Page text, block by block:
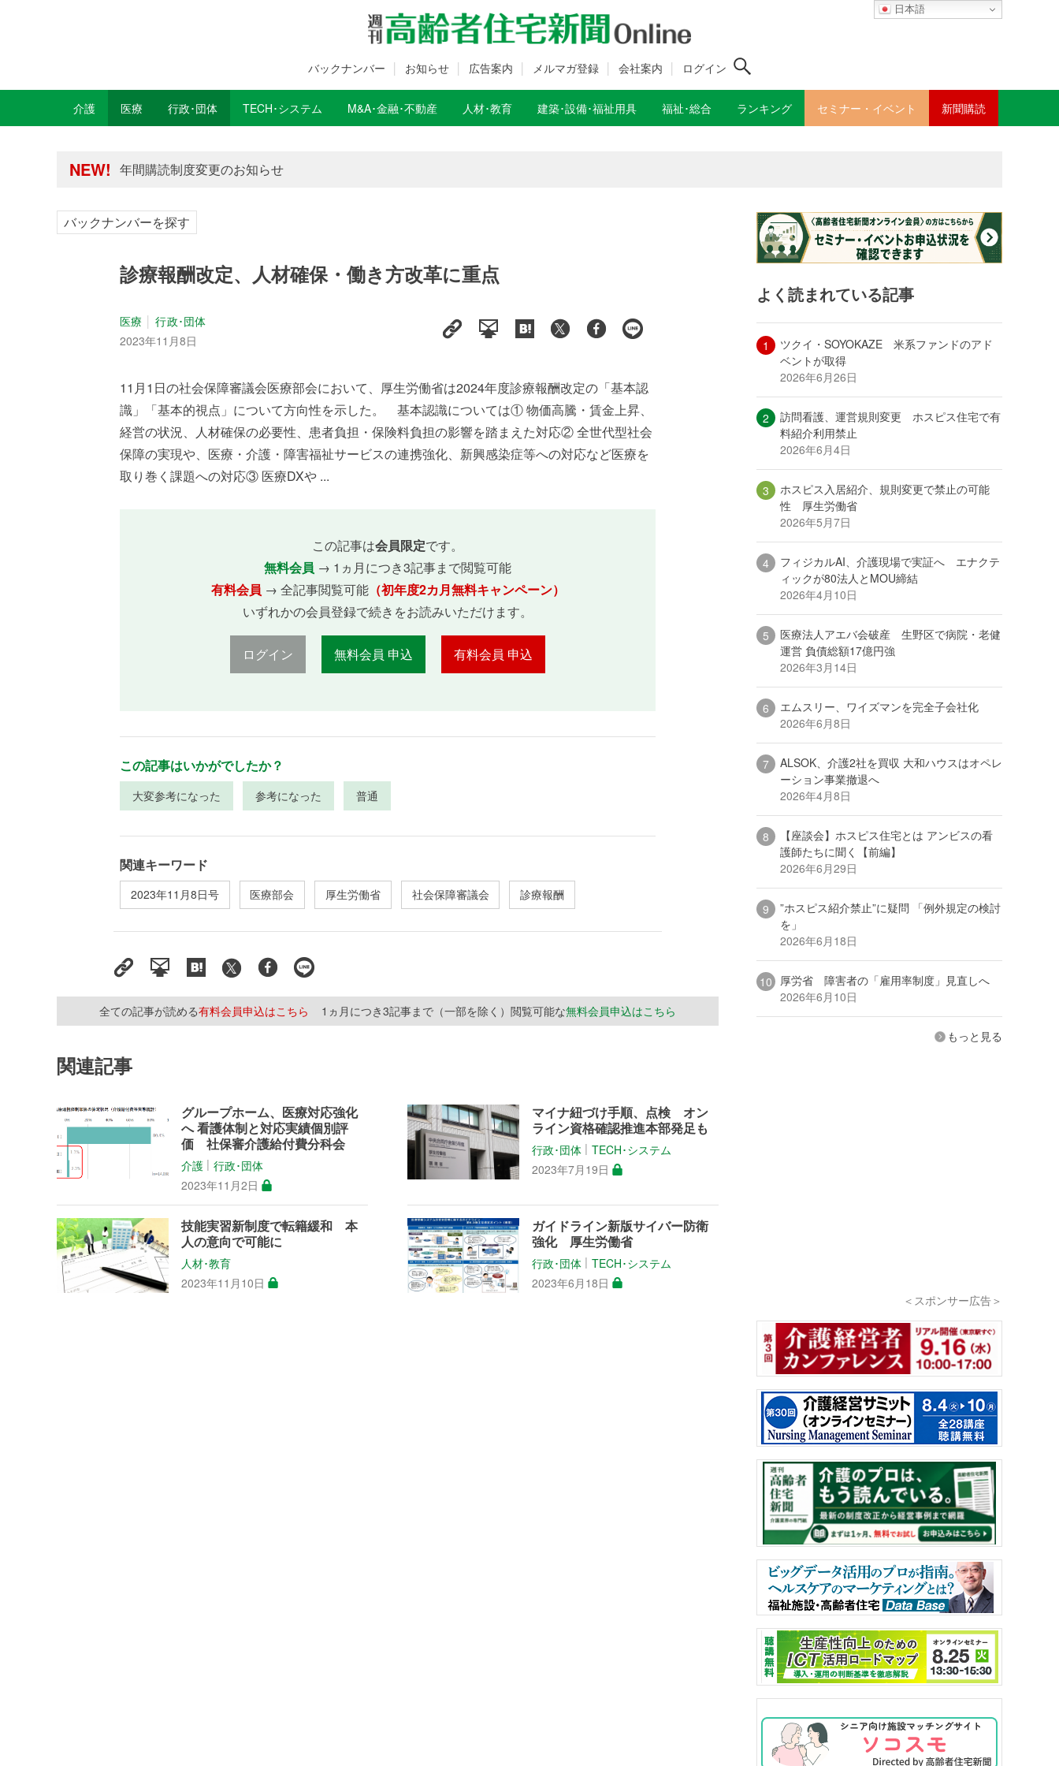
日本語
バックナンバー お知らせ 広告案内 メルマガ登録 会社案内 ログイン
介護 医療 行政･団体 TECH･システム M&A･金融･不動産 人材･教育 建築･設備･福祉用具 福祉･総合 ランキング セミナー・イベント 新聞購読
NEW!
年間購読制度変更のお知らせ
高齢者住宅新聞 無料会員の皆様へ閲覧本数変更のお知らせ
バックナンバーを探す
診療報酬改定、人材確保・働き方改革に重点
医療
行政･団体
2023年11月8日
11月1日の社会保障審議会医療部会において、厚生労働省は2024年度診療報酬改定の「基本認
識」「基本的視点」について方向性を示した。 基本認識については① 物価高騰・賃金上昇、
経営の状況、人材確保の必要性、患者負担・保険料負担の影響を踏まえた対応② 全世代型社会
保障の実現や、医療・介護・障害福祉サービスの連携強化、新興感染症等への対応など医療を
取り巻く課題への対応③ 医療DXや ...
この記事は会員限定です。
無料会員 → 1ヵ月につき3記事まで閲覧可能
有料会員 → 全記事閲覧可能（初年度2カ月無料キャンペーン）
いずれかの会員登録で続きをお読みいただけます。
ログイン 無料会員 申込 有料会員 申込
この記事はいかがでしたか？
大変参考になった 参考になった 普通
関連キーワード
2023年11月8日号 医療部会 厚生労働省 社会保障審議会 診療報酬
全ての記事が読める有料会員申込はこちら 1ヵ月につき3記事まで（一部を除く）閲覧可能な無料会員申込はこちら
関連記事
グループホーム、医療対応強化
へ 看護体制と対応実績個別評
価 社保審介護給付費分科会
介護 │行政･団体
2023年11月2日
マイナ紐づけ手順、点検 オン
ライン資格確認推進本部発足も
行政･団体 │TECH･システム
2023年7月19日
技能実習新制度で転籍緩和 本
人の意向で可能に
人材･教育
2023年11月10日
ガイドライン新版サイバー防衛
強化 厚生労働省
行政･団体 │TECH･システム
2023年6月18日
よく読まれている記事
ツクイ・SOYOKAZE 米系ファンドのアド
ベントが取得
2026年6月26日
訪問看護、運営規則変更 ホスピス住宅で有
料紹介利用禁止
2026年6月4日
ホスピス入居紹介、規則変更で禁止の可能
性 厚生労働省
2026年5月7日
フィジカルAI、介護現場で実証へ エナクテ
ィックが80法人とMOU締結
2026年4月10日
医療法人アエバ会破産 生野区で病院・老健
運営 負債総額17億円強
2026年3月14日
エムスリー、ワイズマンを完全子会社化
2026年6月8日
ALSOK、介護2社を買収 大和ハウスはオペレ
ーション事業撤退へ
2026年4月8日
【座談会】ホスピス住宅とは アンビスの看
護師たちに聞く【前編】
2026年6月29日
”ホスピス紹介禁止”に疑問 「例外規定の検討
を」
2026年6月18日
厚労省 障害者の「雇用率制度」見直しへ
2026年6月10日
もっと見る
＜スポンサー広告＞